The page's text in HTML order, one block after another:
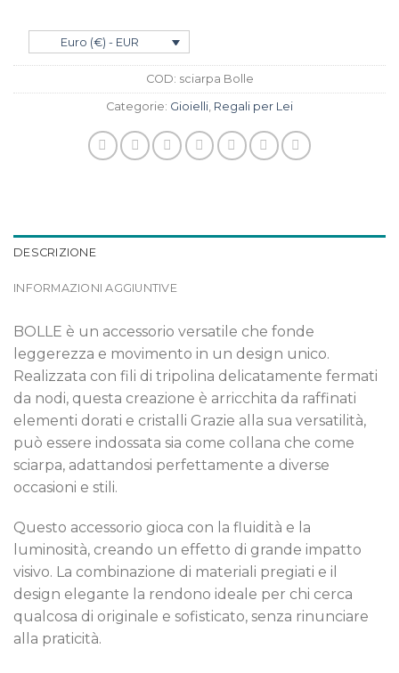
Euro (€) - EUR
COD: sciarpa Bolle
Categorie: Gioielli Regali per Lei
DESCRIZIONE
INFORMAZIONI AGGIUNTIVE
BOLLE è un accessorio versatile che fonde
leggerezza e movimento in un design unico.
Realizzata con fili di tripolina delicatamente fermati
da nodi, questa creazione è arricchita da raffinati
elementi dorati e cristalli Grazie alla sua versatilità,
può essere indossata sia come collana che come
sciarpa, adattandosi perfettamente a diverse
occasioni e stili.
Questo accessorio gioca con la fluidità e la
luminosità, creando un effetto di grande impatto
visivo. La combinazione di materiali pregiati e il
design elegante la rendono ideale per chi cerca
qualcosa di originale e sofisticato, senza rinunciare
alla praticità.